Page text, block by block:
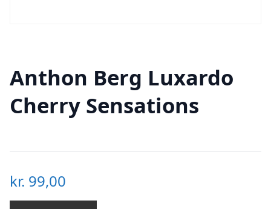
Anthon Berg Luxardo
Cherry Sensations
kr. 99,00